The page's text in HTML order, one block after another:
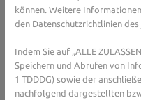
gerne. Hier gelangen
Weitere
Zusätzlich kann das
können. Weitere
den Datenschutzrichtlinien
Indem Sie auf „ALLE
Speichern und Abrufen von
1 TDDDG) sowie der
nachfolgend dargestellten